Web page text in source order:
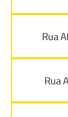
Rua
Rua